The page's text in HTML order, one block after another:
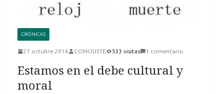
CRÓNICAS
27 octubre 2016 COMOUSTE 533 visitas 1 comentario
Estamos en el debe cultural y
moral